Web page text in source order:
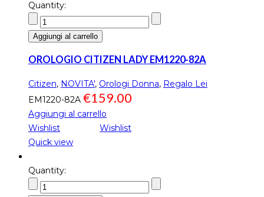
Quantity:
Aggiungi al carrello
OROLOGIO CITIZEN LADY EM1220-82A
Citizen, NOVITA', Orologi Donna, Regalo Lei
EM1220-82A €159.00
Aggiungi al carrello
Wishlist
Wishlist
Quick view
Quantity: